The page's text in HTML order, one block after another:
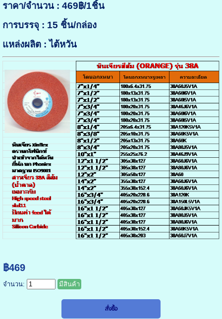
ราคา/จำนวน : 469฿/1ชิ้น
การบรรจุ : 15 ชิ้น/กล่อง
แหล่งผลิต : ไต้หวัน
฿469
จำนวน: มีสินค้า